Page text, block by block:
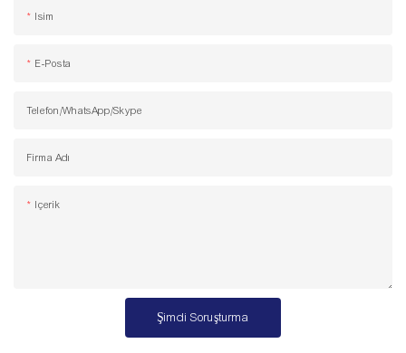
Isim
E-Posta
Telefon/WhatsApp/Skype
Firma Adı
Içerik
Şimdi Soruşturma